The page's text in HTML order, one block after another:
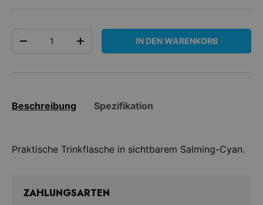
MENGE VERRINGERNMENGE ERHÖHENIN DEN WARENKORB
Beschreibung Spezifikation
ZAHLUNGSARTEN